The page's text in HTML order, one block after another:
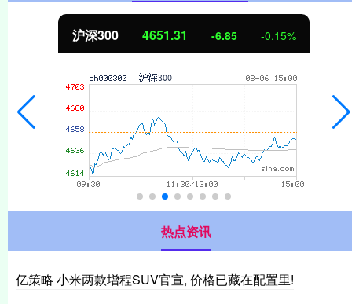
沪深300 4651.31 -6.85 -0.15%
热点资讯
亿策略 小米两款增程SUV官宣, 价格已藏在配置里!